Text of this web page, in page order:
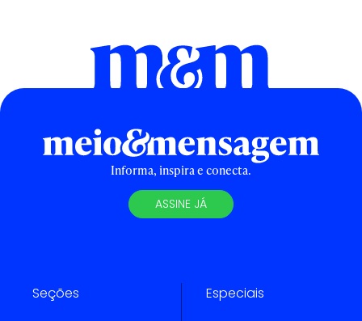
Informa, inspira e conecta.
ASSINE JÁ
Seções Especiais